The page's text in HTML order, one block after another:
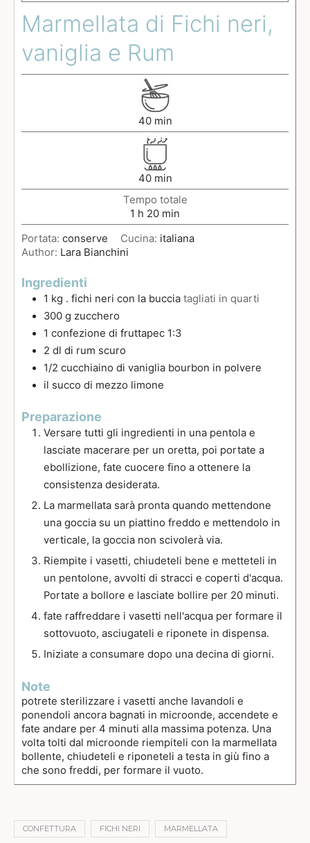
Marmellata di Fichi neri,
vaniglia e Rum
40 min
40 min
Tempo totale
1 h 20 min
Portata: conserve Cucina: italiana
Author: Lara Bianchini
Ingredienti
1 kg . fichi neri con la buccia tagliati in quarti
300 g zucchero
1 confezione di fruttapec 1:3
2 dl di rum scuro
1/2 cucchiaino di vaniglia bourbon in polvere
il succo di mezzo limone
Preparazione
Versare tutti gli ingredienti in una pentola e
lasciate macerare per un oretta, poi portate a
ebollizione, fate cuocere fino a ottenere la
consistenza desiderata.
La marmellata sarà pronta quando mettendone
una goccia su un piattino freddo e mettendolo in
verticale, la goccia non scivolerà via.
Riempite i vasetti, chiudeteli bene e metteteli in
un pentolone, avvolti di stracci e coperti d'acqua.
Portate a bollore e lasciate bollire per 20 minuti.
fate raffreddare i vasetti nell'acqua per formare il
sottovuoto, asciugateli e riponete in dispensa.
Iniziate a consumare dopo una decina di giorni.
Note
potrete sterilizzare i vasetti anche lavandoli e
ponendoli ancora bagnati in microonde, accendete e
fate andare per 4 minuti alla massima potenza. Una
volta tolti dal microonde riempiteli con la marmellata
bollente, chiudeteli e riponeteli a testa in giù fino a
che sono freddi, per formare il vuoto.
CONFETTURA FICHI NERI MARMELLATA